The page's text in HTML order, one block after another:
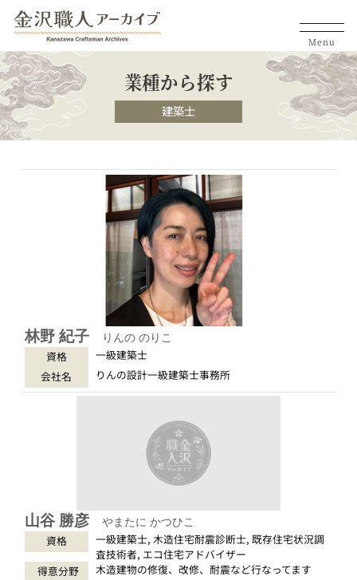
Menu
業種から探す
建築士
林野 紀子 りんの のりこ
資格
一級建築士
会社名
りんの設計一級建築士事務所
山谷 勝彦 やまたに かつひこ
資格
一級建築士, 木造住宅耐震診断士, 既存住宅状況調
査技術者, エコ住宅アドバイザー
得意分野
木造建物の修復、改修、耐震など行なってます